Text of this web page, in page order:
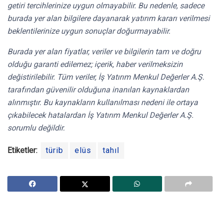
getiri tercihlerinize uygun olmayabilir. Bu nedenle, sadece
burada yer alan bilgilere dayanarak yatırım kararı verilmesi
beklentilerinize uygun sonuçlar doğurmayabilir.
Burada yer alan fiyatlar, veriler ve bilgilerin tam ve doğru
olduğu garanti edilemez; içerik, haber verilmeksizin
değistirilebilir. Tüm veriler, İş Yatırım Menkul Değerler A.Ş.
tarafından güvenilir olduğuna inanılan kaynaklardan
alınmıştır. Bu kaynakların kullanılması nedeni ile ortaya
çıkabilecek hatalardan İş Yatırım Menkul Değerler A.Ş.
sorumlu değildir.
Etiketler: türib elüs tahıl